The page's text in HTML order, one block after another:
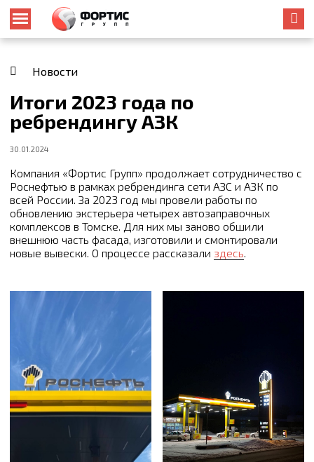
Новости
Итоги 2023 года по
ребрендингу АЗК
30.01.2024
Компания «Фортис Групп» продолжает сотрудничество с
Роснефтью в рамках ребрендинга сети АЗС и АЗК по
всей России. За 2023 год мы провели работы по
обновлению экстерьера четырех автозаправочных
комплексов в Томске. Для них мы заново обшили
внешнюю часть фасада, изготовили и смонтировали
новые вывески. О процессе рассказали здесь.